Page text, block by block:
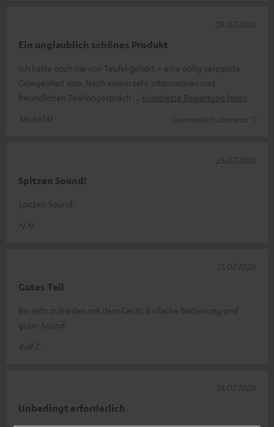
Ein unglaublich schönes Produkt
Ich hatte noch nie von Teufel gehört – eine völlig verpasste
Gelegenheit also. Nach einem sehr informativen und
freundlichen Telefongespräch
Komplette Bewertung lesen
Michel M.
(automatisch übersetzt *)
28.07.2026
Spitzen Sound!
Spitzen Sound!
N.N.
25.07.2026
Gutes Teil
Bin sehr zufrieden mit dem Gerät. Einfache Bedienung und
guter Sound.
Rolf Z.
21.07.2026
Unbedingt erforderlich
18.07.2026